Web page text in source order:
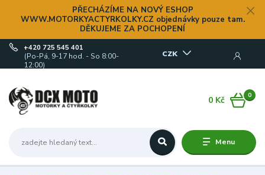
PŘECHÁZÍME NA NOVÝ ESHOP
WWW.MOTORKYACTYRKOLKY.CZ objednávky pouze tam.
DĚKUJEME ZA POCHOPENÍ
Menu
CZK
+420 725 545 401
(Po-Pá, 9-17 hod. - So 8:00-
12:00)
0
0 Kč